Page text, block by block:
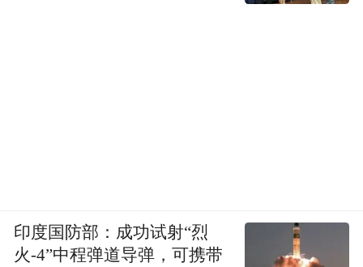
印度国防部：成功试射“烈
火-4”中程弹道导弹，可携带